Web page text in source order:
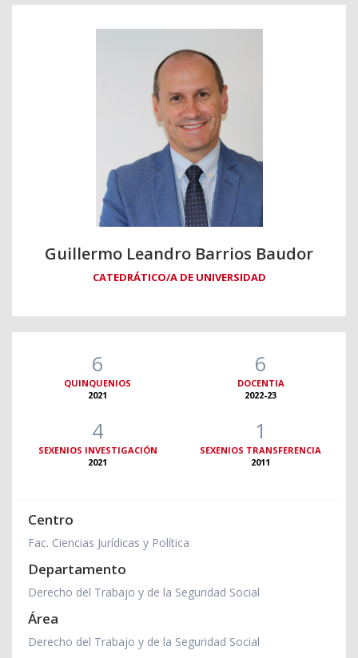
Guillermo Leandro Barrios Baudor
CATEDRÁTICO/A DE UNIVERSIDAD
6
QUINQUENIOS
2021
6
DOCENTIA
2022-23
4
SEXENIOS INVESTIGACIÓN
2021
1
SEXENIOS TRANSFERENCIA
2011
Centro
Fac. Ciencias Jurídicas y Política
Departamento
Derecho del Trabajo y de la Seguridad Social
Área
Derecho del Trabajo y de la Seguridad Social